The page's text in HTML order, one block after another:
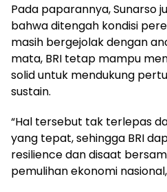
Pada paparannya, Sunarso
bahwa ditengah kondisi
masih bergejolak dengan
mata, BRI tetap mampu
solid untuk mendukung
sustain.
“Hal tersebut tak terlepas
yang tepat, sehingga BRI
resilience dan disaat
pemulihan ekonomi